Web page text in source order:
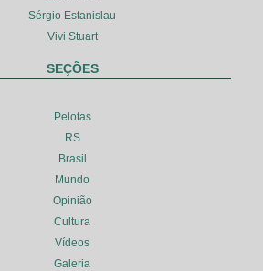
Sérgio Estanislau
Vivi Stuart
SEÇÕES
Pelotas
RS
Brasil
Mundo
Opinião
Cultura
Vídeos
Galeria